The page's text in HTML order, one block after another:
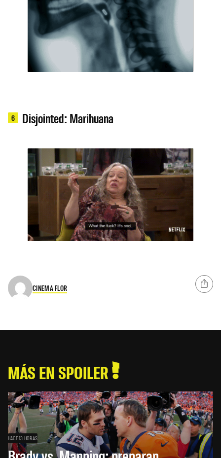
6 Disjointed: Marihuana
CINEMA FLOR
MÁS EN SPOILER
HACE 13 HORAS